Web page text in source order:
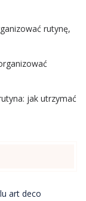
rutynę,
jak utrzymać
art deco